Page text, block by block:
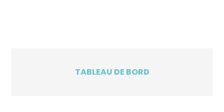
TABLEAU DE BORD